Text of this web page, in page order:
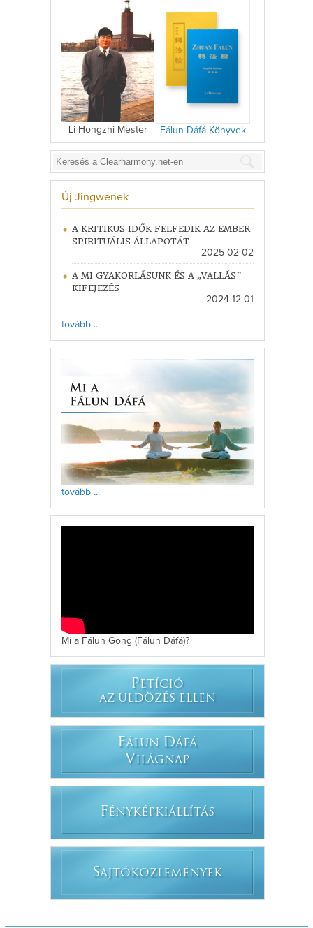
Li Hongzhi Mester Fálun Dáfá Könyvek
Új Jingwenek
A KRITIKUS IDŐK FELFEDIK AZ EMBER
SPIRITUÁLIS ÁLLAPOTÁT
2025-02-02
A MI GYAKORLÁSUNK ÉS A „VALLÁS”
KIFEJEZÉS
2024-12-01
tovább ...
tovább ...
Mi a Fálun Gong (Fálun Dáfá)?
PETÍCIÓ
AZ ÜLDÖZÉS ELLEN
FÁLUN DÁFÁ
VILÁGNAP
FÉNYKÉPKIÁLLÍTÁS
SAJTÓKÖZLEMÉNYEK